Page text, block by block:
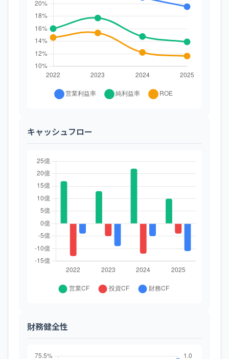
キャッシュフロー
財務健全性